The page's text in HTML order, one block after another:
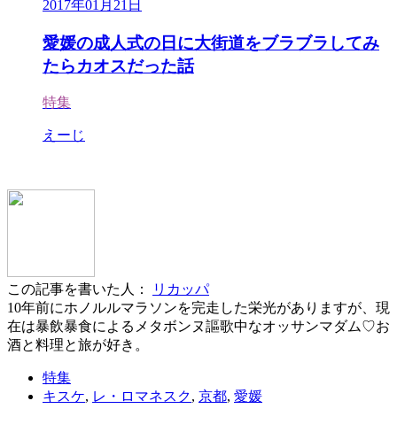
2017年01月21日
愛媛の成人式の日に大街道をブラブラしてみ
たらカオスだった話
特集
えーじ
この記事を書いた人：
リカッパ
10年前にホノルルマラソンを完走した栄光がありますが、現
在は暴飲暴食によるメタボンヌ謳歌中なオッサンマダム♡お
酒と料理と旅が好き。
特集
キスケ, レ・ロマネスク, 京都, 愛媛